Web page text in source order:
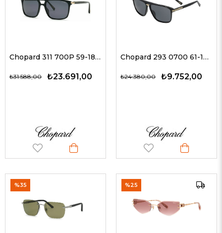
Chopard 311 700P 59-18 Erkek Güneş Gözlükleri
₺23.691,00
₺31.588,00
Chopard 293 0700 61-13 Erkek Güneş Gözlükleri
₺9.752,00
₺24.380,00
%35 %25